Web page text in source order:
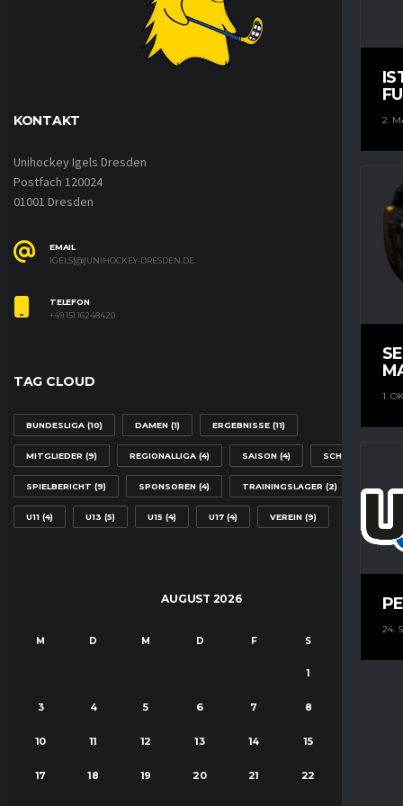
2.
1.
24.
KONTAKT
Unihockey Igels Dresden
Postfach 120024
01001 Dresden
EMAIL
IGELS[@]UNIHOCKEY-DRESDEN.DE
TELEFON
+49 151 16248420
TAG CLOUD
BUNDESLIGA (10) DAMEN (1) ERGEBNISSE (11)
MITGLIEDER (9) REGIONALLIGA (4) SAISON (4) SCHULE
SPIELBERICHT (9) SPONSOREN (4) TRAININGSLAGER (2)
U11 (4) U13 (5) U15 (4) U17 (4) VEREIN (9)
AUGUST 2026
M D M D F S
1
3 4 5 6 7 8
10 11 12 13 14 15
17 18 19 20 21 22